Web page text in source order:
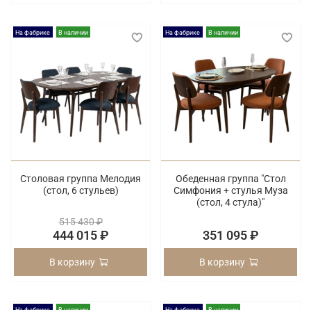
На фабрике В наличии
Столовая группа Мелодия
(стол, 6 стульев)
515 430 ₽
444 015 ₽
В корзину
На фабрике В наличии
Обеденная группа "Стол
Симфония + стулья Муза
(стол, 4 стула)"
351 095 ₽
В корзину